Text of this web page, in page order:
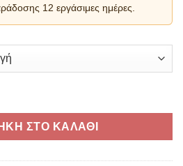
12 εργάσιμες ημέρες.
Jacket ποσότητα
ΣΤΟ ΚΑΛΑΘΙ